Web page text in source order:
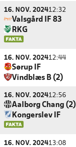
16. NOV. 202412:32
Valsgård IF 83
RKG
16. NOV. 202412:44
Sørup IF
Vindblæs B (2)
16. NOV. 202412:56
Aalborg Chang (2)
Kongerslev IF
16. NOV. 202413:08